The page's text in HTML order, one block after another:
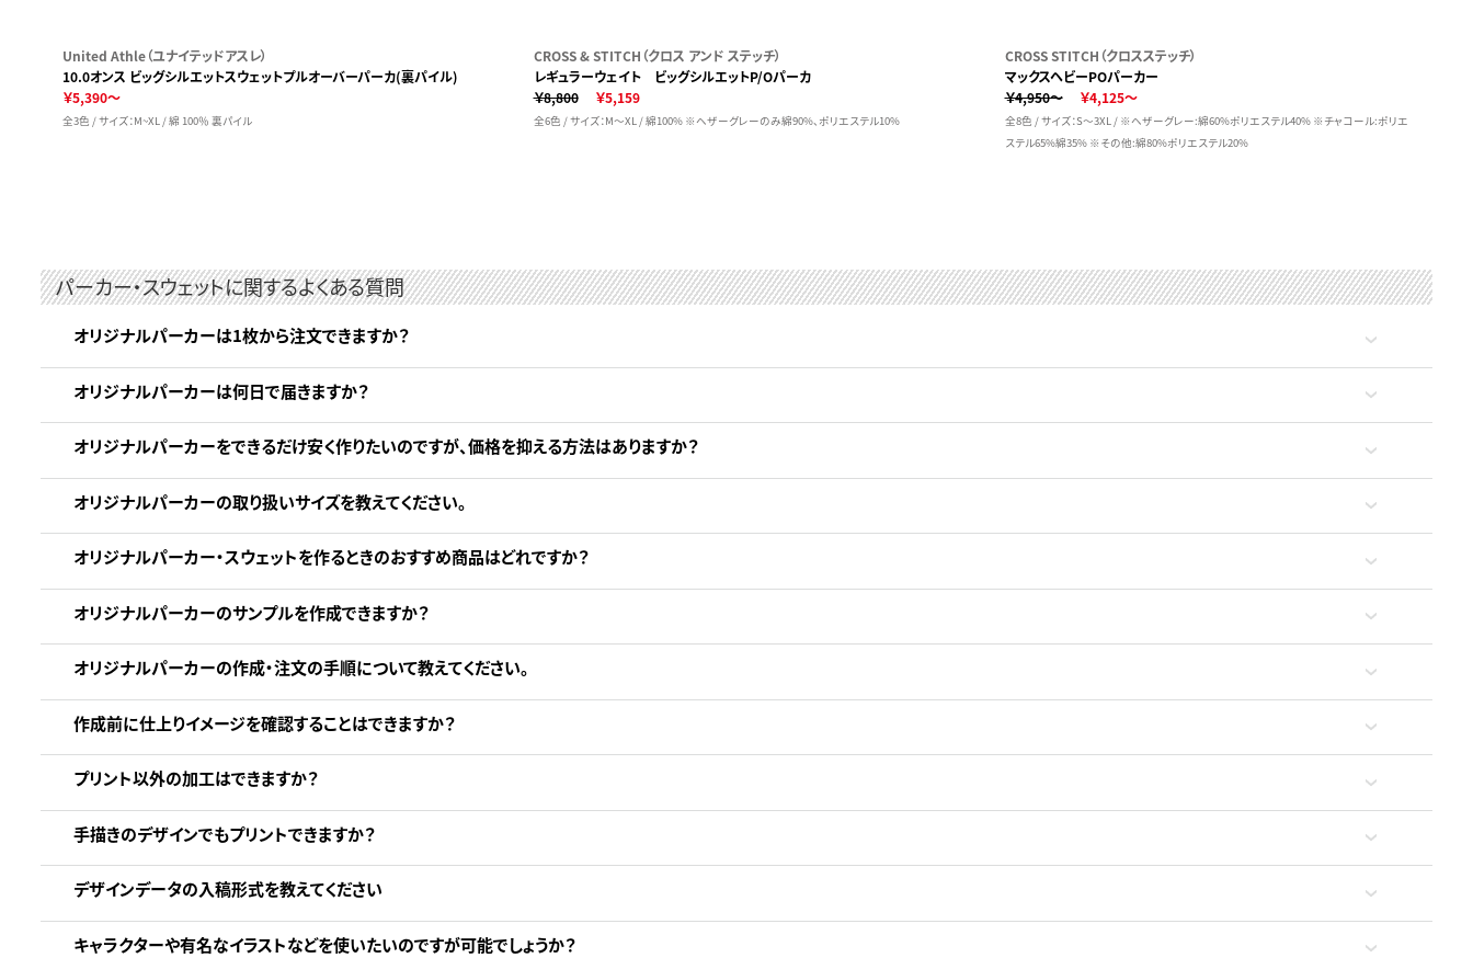
United Athle（ユナイテッドアスレ）
10.0オンス ビッグシルエットスウェットプルオーバーパーカ(裏パイル)
￥5,390～
全3色 / サイズ：M~XL / 綿 100％ 裏パイル
CROSS & STITCH（クロス アンド ステッチ）
レギュラーウェイト ビッグシルエットP/Oパーカ
￥8,800
￥5,159
全6色 / サイズ：M～XL / 綿100% ※ヘザーグレーのみ綿90%、ポリエステル10%
CROSS STITCH（クロスステッチ）
マックスヘビーPOパーカー
￥4,950～
￥4,125～
全8色 / サイズ：S～3XL / ※ヘザーグレー:綿60%ポリエステル40% ※チャコール:ポリエ
ステル65%綿35% ※その他:綿80%ポリエステル20%
パーカー・スウェットに関するよくある質問
オリジナルパーカーは1枚から注文できますか？
オリジナルパーカーは何日で届きますか？
オリジナルパーカーをできるだけ安く作りたいのですが、価格を抑える方法はありますか？
オリジナルパーカーの取り扱いサイズを教えてください。
オリジナルパーカー・スウェットを作るときのおすすめ商品はどれですか？
オリジナルパーカーのサンプルを作成できますか？
オリジナルパーカーの作成・注文の手順について教えてください。
作成前に仕上りイメージを確認することはできますか？
プリント以外の加工はできますか？
手描きのデザインでもプリントできますか？
デザインデータの入稿形式を教えてください
キャラクターや有名なイラストなどを使いたいのですが可能でしょうか？